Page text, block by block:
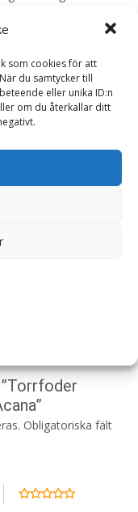
som cookies för att
du samtycker till
eller unika ID:n
om du återkallar ditt
EAN:
Obligatoriska fält